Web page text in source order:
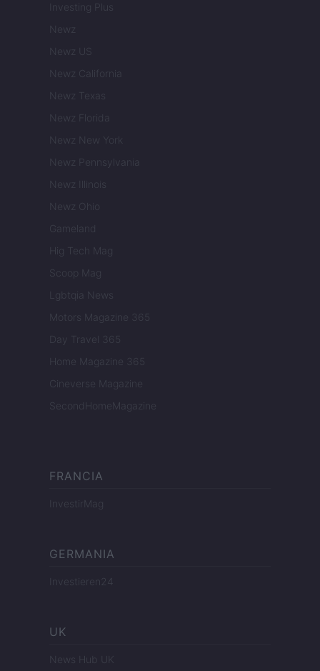
Investing Plus
Newz
Newz US
Newz California
Newz Texas
Newz Florida
Newz New York
Newz Pennsylvania
Newz Illinois
Newz Ohio
Gameland
Hig Tech Mag
Scoop Mag
Lgbtqia News
Motors Magazine 365
Day Travel 365
Home Magazine 365
Cineverse Magazine
SecondHomeMagazine
FRANCIA
InvestirMag
GERMANIA
Investieren24
UK
News Hub UK